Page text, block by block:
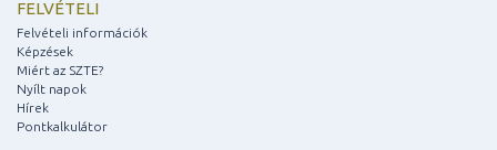
FELVÉTELI
Felvételi információk
Képzések
Miért az SZTE?
Nyílt napok
Hírek
Pontkalkulátor